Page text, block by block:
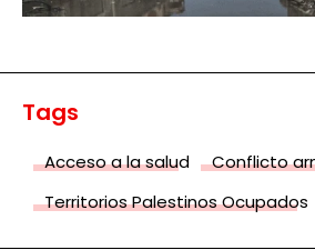
Tags
Acceso a la salud Conflicto
Territorios Palestinos Ocupados